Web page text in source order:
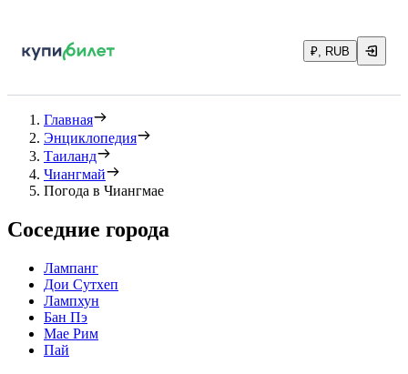
₽, RUB
Главная
Энциклопедия
Таиланд
Чиангмай
Погода в Чиангмае
Соседние города
Лампанг
Дои Сутхеп
Лампхун
Бан Пэ
Мае Рим
Пай